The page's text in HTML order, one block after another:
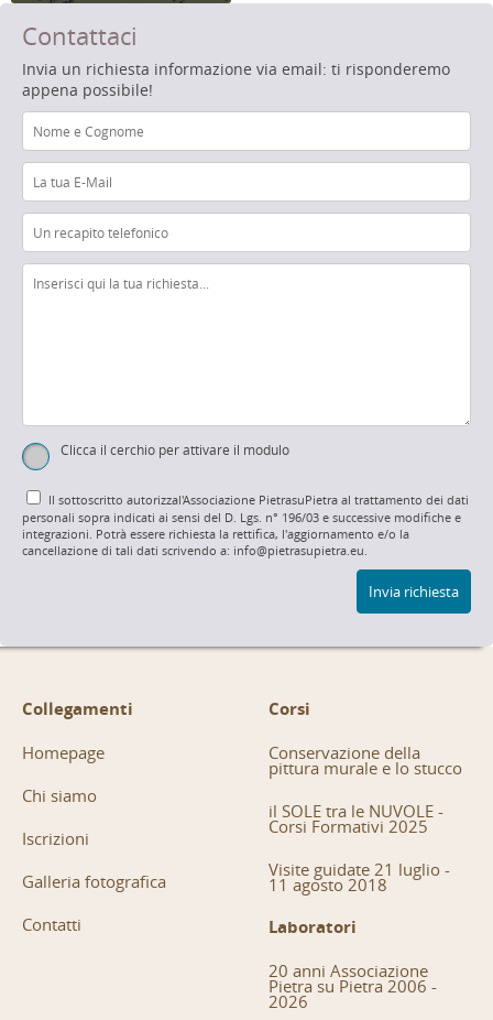
Contattaci
Invia un richiesta informazione via email: ti risponderemo
appena possibile!
Clicca il cerchio per attivare il modulo
Il sottoscritto autorizzal'Associazione PietrasuPietra al trattamento dei dati
personali sopra indicati ai sensi del D. Lgs. n° 196/03 e successive modifiche e
integrazioni. Potrà essere richiesta la rettifica, l'aggiornamento e/o la
cancellazione di tali dati scrivendo a: info@pietrasupietra.eu.
Invia richiesta
Collegamenti
Homepage
Chi siamo
Iscrizioni
Galleria fotografica
Contatti
Corsi
Conservazione della
pittura murale e lo stucco
il SOLE tra le NUVOLE -
Corsi Formativi 2025
Visite guidate 21 luglio -
11 agosto 2018
Laboratori
20 anni Associazione
Pietra su Pietra 2006 -
2026